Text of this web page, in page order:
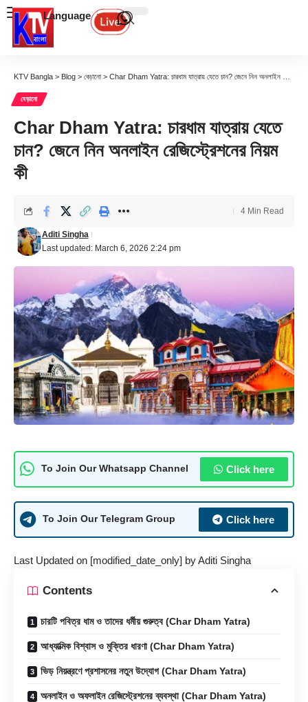
Language
KTV Bangla > Blog > বেড়ানো > Char Dham Yatra: চারধাম যাত্রায় যেতে চান? জেনে নিন অনলাইন রেজিস্ট্রেশনের নিয়ম কী
বেড়ানো
Char Dham Yatra: চারধাম যাত্রায় যেতে
চান? জেনে নিন অনলাইন রেজিস্ট্রেশনের নিয়ম
কী
Last updated: March 6, 2026 2:24 pm
Aditi Singha
4 Min Read
To Join Our Whatsapp Channel Click here
To Join Our Telegram Group Click here
Last Updated on [modified_date_only] byAditi Singha
Contents
চারটি পবিত্র ধাম ও তাদের ধর্মীয় গুরুত্ব (Char Dham Yatra)
আধ্যাত্মিক বিশ্বাস ও মুক্তির ধারণা (Char Dham Yatra)
ভিড় নিয়ন্ত্রণে প্রশাসনের নতুন উদ্যোগ (Char Dham Yatra)
অনলাইন ও অফলাইন রেজিস্ট্রেশনের ব্যবস্থা (Char Dham Yatra)